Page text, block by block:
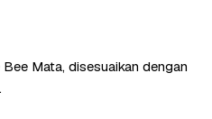
Mata, disesuaikan dengan